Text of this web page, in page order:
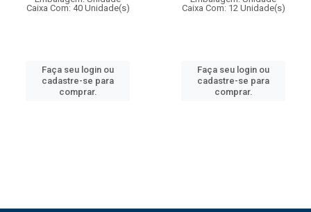
Caixa Com: 40 Unidade(s)
Faça seu login ou
cadastre-se para
comprar.
Caixa Com: 12 Unidade(s)
Faça seu login ou
cadastre-se para
comprar.